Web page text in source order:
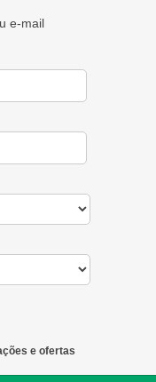
e-mail
e ofertas